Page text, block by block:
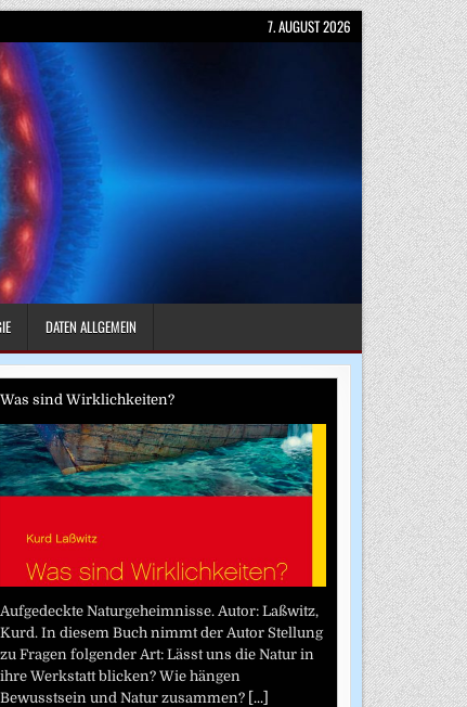
7. AUGUST 2026
DATEN ALLGEMEIN
Was sind Wirklichkeiten?
Aufgedeckte Naturgeheimnisse. Autor: Laßwitz,
Kurd. In diesem Buch nimmt der Autor Stellung
zu Fragen folgender Art: Lässt uns die Natur in
ihre Werkstatt blicken? Wie hängen
Bewusstsein und Natur zusammen? [...]